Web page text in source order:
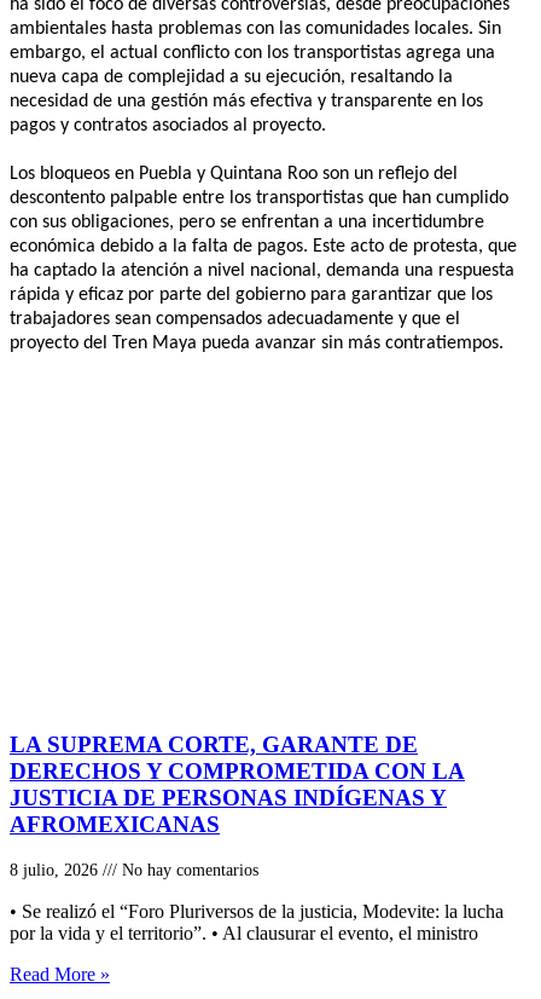
ha sido el foco de diversas controversias, desde preocupaciones
ambientales hasta problemas con las comunidades locales. Sin
embargo, el actual conflicto con los transportistas agrega una
nueva capa de complejidad a su ejecución, resaltando la
necesidad de una gestión más efectiva y transparente en los
pagos y contratos asociados al proyecto.
Los bloqueos en Puebla y Quintana Roo son un reflejo del
descontento palpable entre los transportistas que han cumplido
con sus obligaciones, pero se enfrentan a una incertidumbre
económica debido a la falta de pagos. Este acto de protesta, que
ha captado la atención a nivel nacional, demanda una respuesta
rápida y eficaz por parte del gobierno para garantizar que los
trabajadores sean compensados adecuadamente y que el
proyecto del Tren Maya pueda avanzar sin más contratiempos.
LA SUPREMA CORTE, GARANTE DE
DERECHOS Y COMPROMETIDA CON LA
JUSTICIA DE PERSONAS INDÍGENAS Y
AFROMEXICANAS
8 julio, 2026 No hay comentarios
• Se realizó el “Foro Pluriversos de la justicia, Modevite: la lucha
por la vida y el territorio”. • Al clausurar el evento, el ministro
Read More »